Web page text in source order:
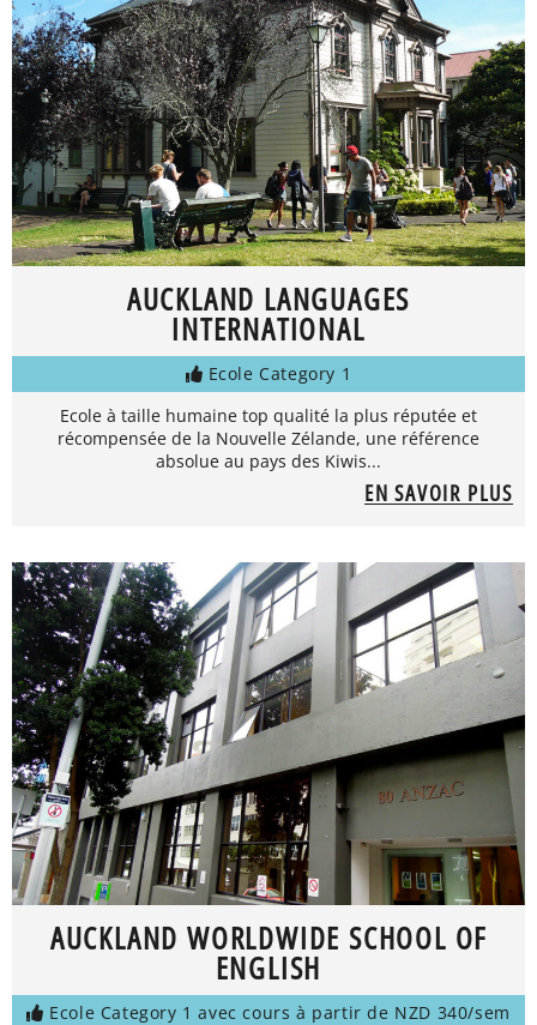
AUCKLAND LANGUAGES
INTERNATIONAL
Ecole Category 1
Ecole à taille humaine top qualité la plus réputée et
récompensée de la Nouvelle Zélande, une référence
absolue au pays des Kiwis...
EN SAVOIR PLUS
AUCKLAND WORLDWIDE SCHOOL OF
ENGLISH
Ecole Category 1 avec cours à partir de NZD 340/sem